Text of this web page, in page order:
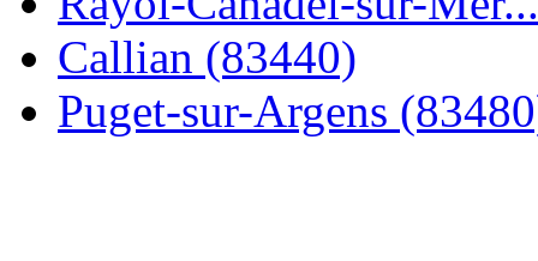
Callian (83440)
Puget-sur-Argens